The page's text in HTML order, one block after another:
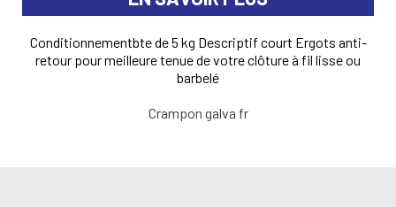
Conditionnementbte de 5 kg Descriptif court Ergots anti-
retour pour meilleure tenue de votre clôture à fil lisse ou
barbelé
Crampon galva fr